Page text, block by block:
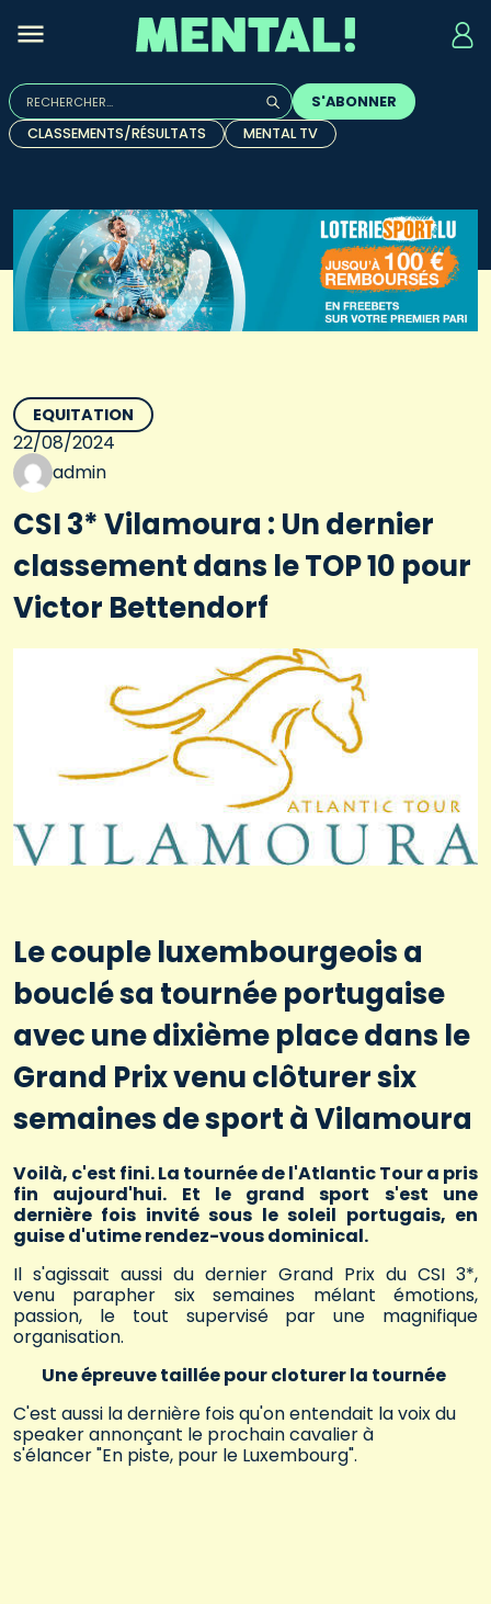
Rechercher :
Quand les résultats de l'auto-complétion sont
S'ABONNER
CLASSEMENTS/RÉSULTATS
MENTAL TV
EQUITATION
22/08/2024
admin
CSI 3* Vilamoura : Un dernier
classement dans le TOP 10 pour
Victor Bettendorf
Le couple luxembourgeois a
bouclé sa tournée portugaise
avec une dixième place dans le
Grand Prix venu clôturer six
semaines de sport à Vilamoura
Voilà, c'est fini. La tournée de l'Atlantic Tour a pris
fin aujourd'hui. Et le grand sport s'est une
dernière fois invité sous le soleil portugais, en
guise d'utime rendez-vous dominical.
Il s'agissait aussi du dernier Grand Prix du CSI 3*,
venu parapher six semaines mélant émotions,
passion, le tout supervisé par une magnifique
organisation.
Une épreuve taillée pour cloturer la tournée
C'est aussi la dernière fois qu'on entendait la voix du
speaker annonçant le prochain cavalier à
s'élancer "En piste, pour le Luxembourg".